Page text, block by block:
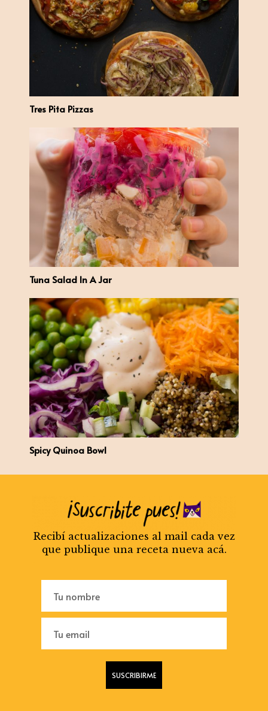
Tres Pita Pizzas
Tuna Salad In A Jar
Spicy Quinoa Bowl
Recibí actualizaciones al mail cada vez
que publique una receta nueva acá.